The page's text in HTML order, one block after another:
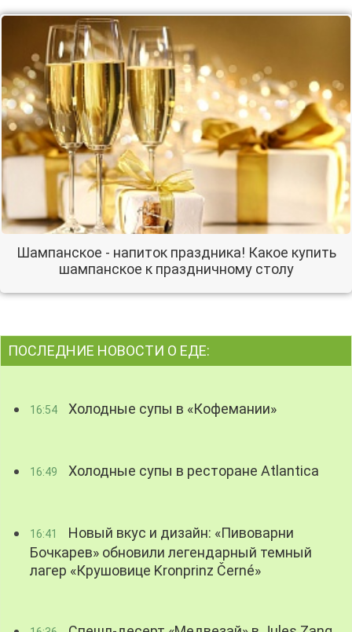
Шампанское - напиток праздника! Какое купить
шампанское к праздничному столу
ПОСЛЕДНИЕ НОВОСТИ О ЕДЕ:
16:54 Холодные супы в «Кофемании»
16:49 Холодные супы в ресторане Atlantica
16:41
Новый вкус и дизайн: «Пивоварни
Бочкарев» обновили легендарный темный
лагер «Крушовице Kronprinz Černé»